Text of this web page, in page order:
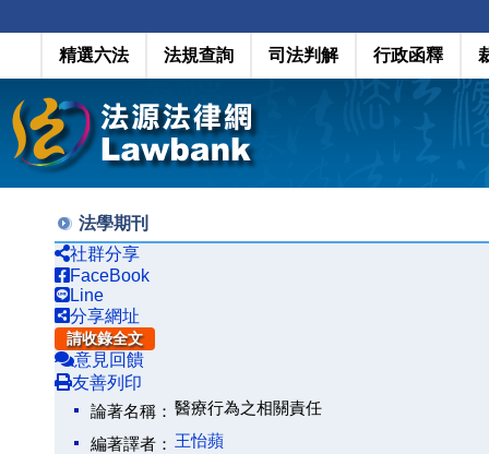
精選六法 法規查詢 司法判解 行政函釋
法學期刊
社群分享
FaceBook
Line
分享網址
請收錄全文
意見回饋
友善列印
論著名稱： 醫療行為之相關責任
編著譯者： 王怡蘋